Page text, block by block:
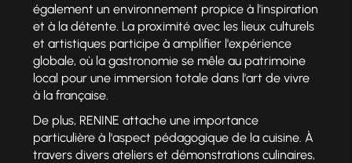
également un environnement propice à l'inspiration
et à la détente. La proximité avec les lieux culturels
et artistiques participe à amplifier l'expérience
globale, où la gastronomie se mêle au patrimoine
local pour une immersion totale dans l'art de vivre
à la française.
De plus, RENINE attache une importance
particulière à l'aspect pédagogique de la cuisine. À
travers divers ateliers et démonstrations culinaires,